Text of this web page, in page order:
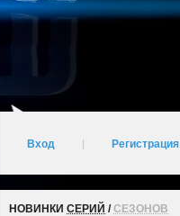
Вход Регистрация
НОВИНКИ СЕРИЙ /СЕЗОНОВ